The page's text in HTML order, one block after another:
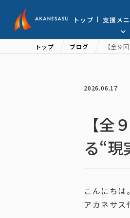
トップ 支援メ
トップ ブログ 【全９
2026.06.17
【全
る“現
こんにちは。
アカネサス